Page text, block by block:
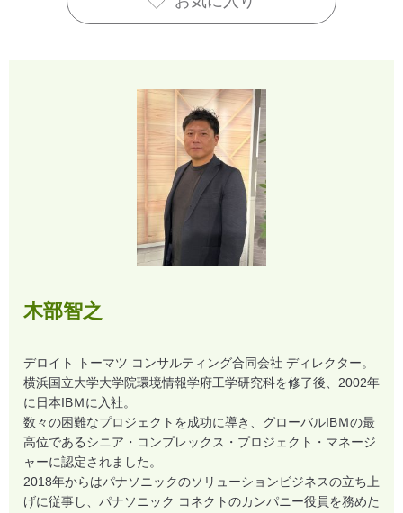
木部智之
デロイト トーマツ コンサルティング合同会社 ディレクター。
横浜国立大学大学院環境情報学府工学研究科を修了後、2002年
に日本IBＭに入社。
数々の困難なプロジェクトを成功に導き、グローバルIBＭの最
高位であるシニア・コンプレックス・プロジェクト・マネージ
ャーに認定されました。
2018年からはパナソニックのソリューションビジネスの立ち上
げに従事し、パナソニック コネクトのカンパニー役員を務めた